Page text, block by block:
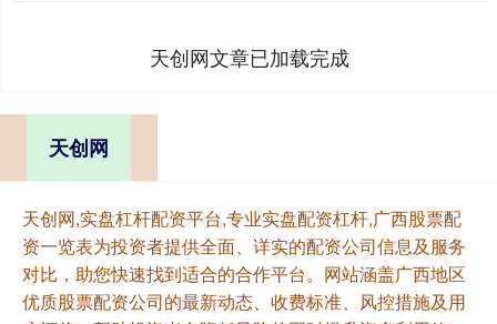
天创网文章已加载完成
天创网
天创网,实盘杠杆配资平台,专业实盘配资杠杆,广西股票配
资一览表为投资者提供全面、详实的配资公司信息及服务
对比，助您快速找到适合的合作平台。网站涵盖广西地区
优质股票配资公司的最新动态、收费标准、风控措施及用